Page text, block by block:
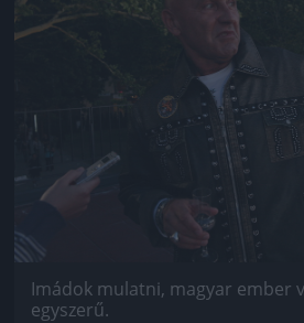
Imádok mulatni, magyar ember
egyszerű.